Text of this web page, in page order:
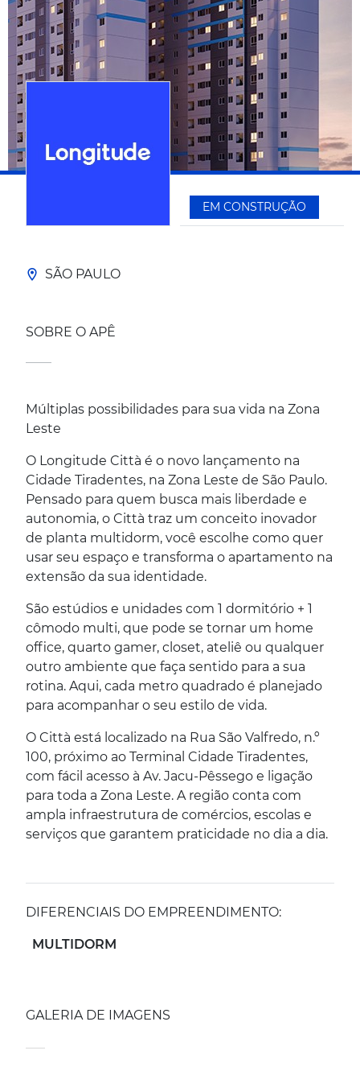
EM CONSTRUÇÃO
SÃO PAULO
SOBRE O APÊ
Múltiplas possibilidades para sua vida na Zona
Leste
O Longitude Città é o novo lançamento na
Cidade Tiradentes, na Zona Leste de São Paulo.
Pensado para quem busca mais liberdade e
autonomia, o Città traz um conceito inovador
de planta multidorm, você escolhe como quer
usar seu espaço e transforma o apartamento na
extensão da sua identidade.
São estúdios e unidades com 1 dormitório + 1
cômodo multi, que pode se tornar um home
office, quarto gamer, closet, ateliê ou qualquer
outro ambiente que faça sentido para a sua
rotina. Aqui, cada metro quadrado é planejado
para acompanhar o seu estilo de vida.
O Città está localizado na Rua São Valfredo, n.º
100, próximo ao Terminal Cidade Tiradentes,
com fácil acesso à Av. Jacu-Pêssego e ligação
para toda a Zona Leste. A região conta com
ampla infraestrutura de comércios, escolas e
serviços que garantem praticidade no dia a dia.
DIFERENCIAIS DO EMPREENDIMENTO:
MULTIDORM
GALERIA DE IMAGENS